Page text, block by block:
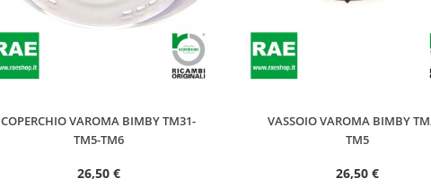
COPERCHIO VAROMA BIMBY TM31-
TM5-TM6
26,50 €
VASSOIO VAROMA BIMBY
TM5
26,50 €